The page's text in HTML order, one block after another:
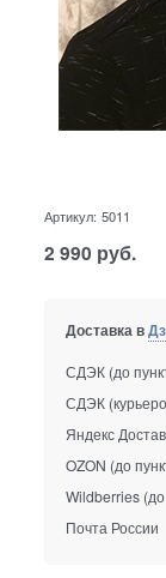
Артикул: 5011
2 990 руб.
Доставка в
СДЭК (до
СДЭК
Яндекс
OZON (до
Wildberries
Почта России